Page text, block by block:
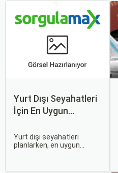
Yurt Dışı Seyahatleri
İçin En Uygun
Yurt dışı seyahatleri
planlarken, en uygun